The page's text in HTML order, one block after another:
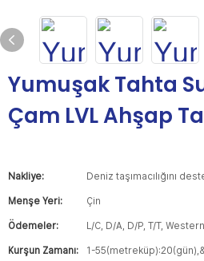
Yumuşak Tahta
Çam LVL Ahşap
Nakliye: Deniz taşımacılığını
Menşe Yeri: Çin
Ödemeler: L/C, D/A, D/P, T/T,
Kurşun Zamanı:
1-